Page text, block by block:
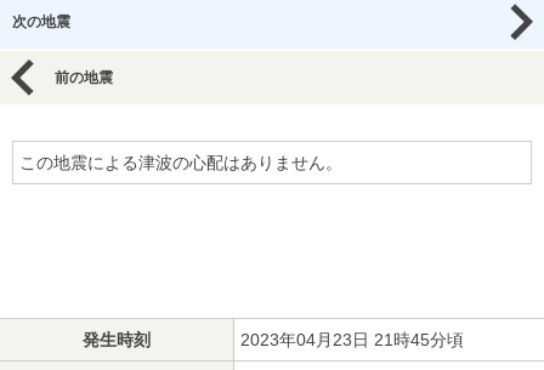
次の地震
前の地震
この地震による津波の心配はありません。
発生時刻 2023年04月23日 21時45分頃